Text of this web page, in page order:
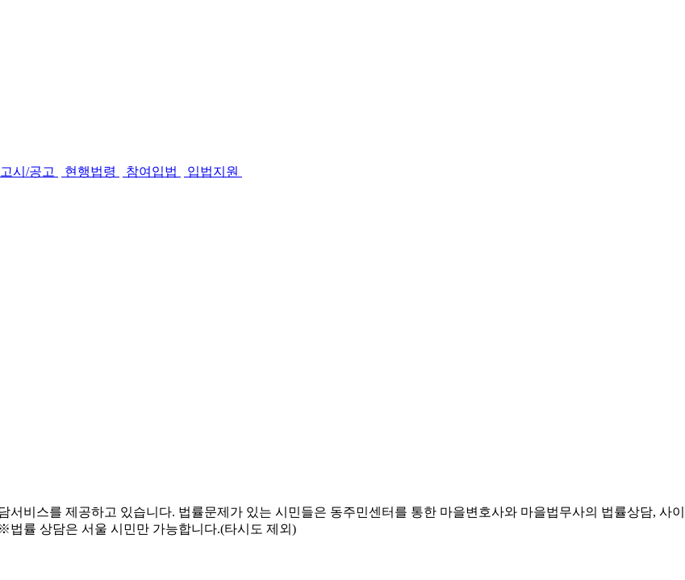
고시/공고 현행법령 참여입법
입법지원